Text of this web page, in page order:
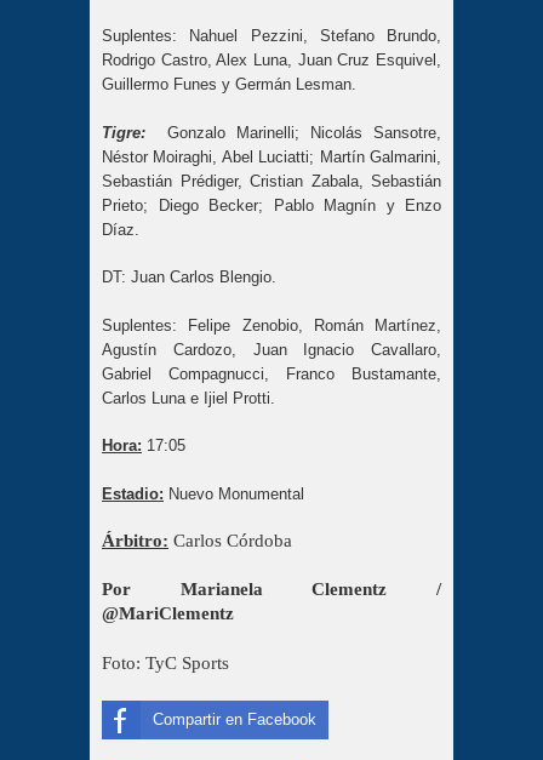
Suplentes: Nahuel Pezzini, Stefano Brundo,
Rodrigo Castro, Alex Luna, Juan Cruz Esquivel,
Guillermo Funes y Germán Lesman.
Tigre:
Gonzalo Marinelli; Nicolás Sansotre,
Néstor Moiraghi, Abel Luciatti; Martín Galmarini,
Sebastián Prédiger, Cristian Zabala, Sebastián
Prieto; Diego Becker; Pablo Magnín y Enzo
Díaz.
DT: Juan Carlos Blengio.
Suplentes: Felipe Zenobio, Román Martínez,
Agustín Cardozo, Juan Ignacio Cavallaro,
Gabriel Compagnucci, Franco Bustamante,
Carlos Luna e Ijiel Protti.
Hora: 17:05
Estadio: Nuevo Monumental
Árbitro: Carlos Córdoba
Por Marianela Clementz /
@MariClementz
Foto: TyC Sports
Compartir en Facebook